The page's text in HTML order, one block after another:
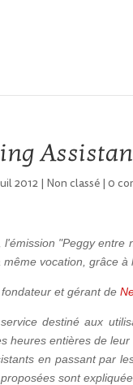
2012 | Non classé | 0
l'émission "Peggy
vocation, grâce
fondateur et gérant de
destiné aux
heures entières de
en passant par
sont